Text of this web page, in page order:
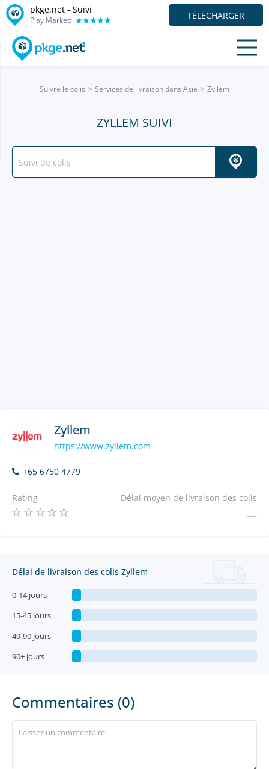
pkge.net - Suivi
Play Market: TÉLÉCHARGER
Suivre le colis Services de livraison dans Asie Zyllem
ZYLLEM SUIVI
Zyllem
https://www.zyllem.com
+65 6750 4779
Rating Délai moyen de livraison des colis
—
Délai de livraison des colis Zyllem
0-14 jours
15-45 jours
49-90 jours
90+ jours
Commentaires (0)